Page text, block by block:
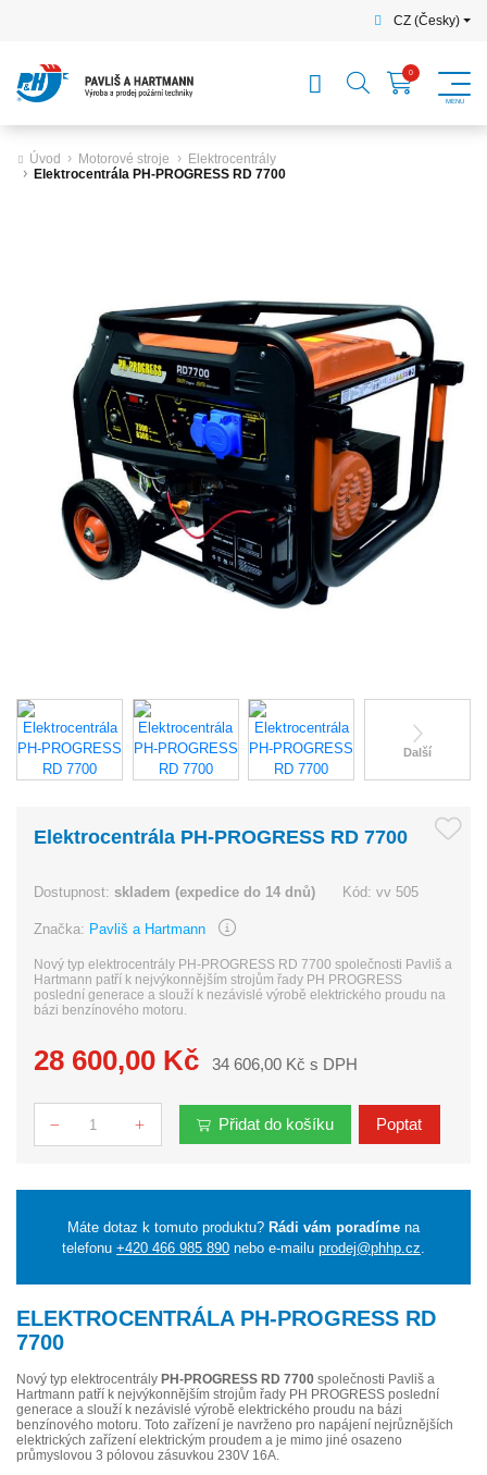
CZ (Česky)
Úvod Motorové stroje
Elektrocentrály
Elektrocentrála PH-PROGRESS RD 7700
Další
Elektrocentrála PH-PROGRESS RD 7700
Dostupnost:skladem (expedice do 14 dnů) Kód: vv 505
Značka: Pavliš a Hartmann
Nový typ elektrocentrály PH-PROGRESS RD 7700 společnosti Pavliš a
Hartmann patří k nejvýkonnějším strojům řady PH PROGRESS
poslední generace a slouží k nezávislé výrobě elektrického proudu na
bázi benzínového motoru.
28 600,00 Kč 34 606,00 Kč s DPH
Počet Přidat do košíku Poptat
Máte dotaz k tomuto produktu? Rádi vám poradíme na
telefonu +420 466 985 890 nebo e-mailu prodej@phhp.cz
ELEKTROCENTRÁLA PH-PROGRESS RD
7700
Nový typ elektrocentrály PH-PROGRESS RD 7700 společnosti Pavliš a
Hartmann patří k nejvýkonnějším strojům řady PH PROGRESS poslední
generace a slouží k nezávislé výrobě elektrického proudu na bázi
benzínového motoru. Toto zařízení je navrženo pro napájení nejrůznějších
elektrických zařízení elektrickým proudem a je mimo jiné osazeno
průmyslovou 3 pólovou zásuvkou 230V 16A.